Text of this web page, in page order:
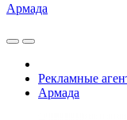
Армада
Рекламные
Армада